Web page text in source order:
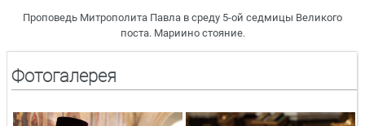
Проповедь Митрополита Павла в среду 5-ой седмицы Великого
поста. Мариино стояние.
Фотогалерея